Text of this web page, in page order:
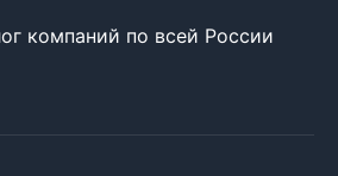
компаний по всей России